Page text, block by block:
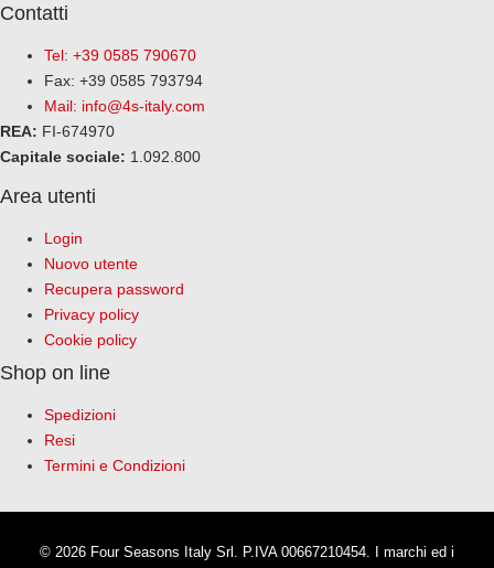
Contatti
Tel: +39 0585 790670
Fax: +39 0585 793794
Mail: info@4s-italy.com
REA: FI-674970
Capitale sociale: 1.092.800
Area utenti
Login
Nuovo utente
Recupera password
Privacy policy
Cookie policy
Shop on line
Spedizioni
Resi
Termini e Condizioni
© 2026 Four Seasons Italy Srl. P.IVA 00667210454. I marchi ed i